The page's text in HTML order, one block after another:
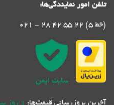
تلفن امور نمایندگی‌ها:
021 - 28 42 55 22 (5 خط)
سایت ایمن
آخرین بروزرسانی قیمت‌ها: 1 روز پیش